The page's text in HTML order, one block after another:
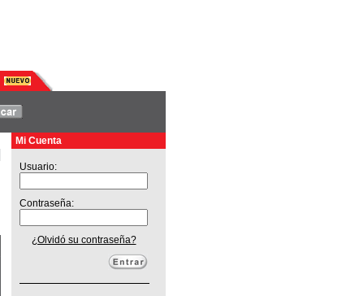
Mi Cuenta
Usuario:
Contraseña:
¿Olvidó su contraseña?